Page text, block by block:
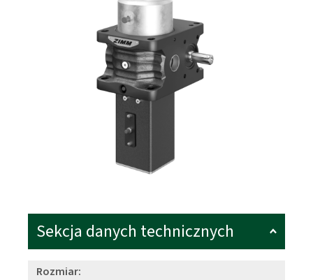
Sekcja danych technicznych
Rozmiar: